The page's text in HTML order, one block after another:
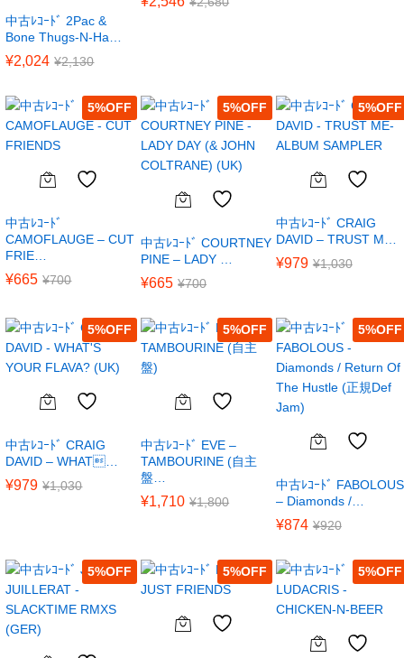
中古ﾚｺｰﾄﾞ 2Pac &
Bone Thugs-N-Ha…
¥2,024 ¥2,130
5%
中古ﾚｺｰﾄﾞ
CAMOFLAUGE – CUT
FRIE…
¥665 ¥700
5%
中古ﾚｺｰﾄﾞ COURTNEY
PINE – LADY …
¥665 ¥700
5%
中古ﾚｺｰﾄﾞ CRAIG
DAVID – TRUST M…
¥979 ¥1,030
5%
中古ﾚｺｰﾄﾞ CRAIG
DAVID – WHAT…
¥979 ¥1,030
5%
中古ﾚｺｰﾄﾞ EVE –
TAMBOURINE (自主
盤…
¥1,710 ¥1,800
5%
中古ﾚｺｰﾄﾞ FABOLOUS
– Diamonds /…
¥874 ¥920
5% 5% 5%